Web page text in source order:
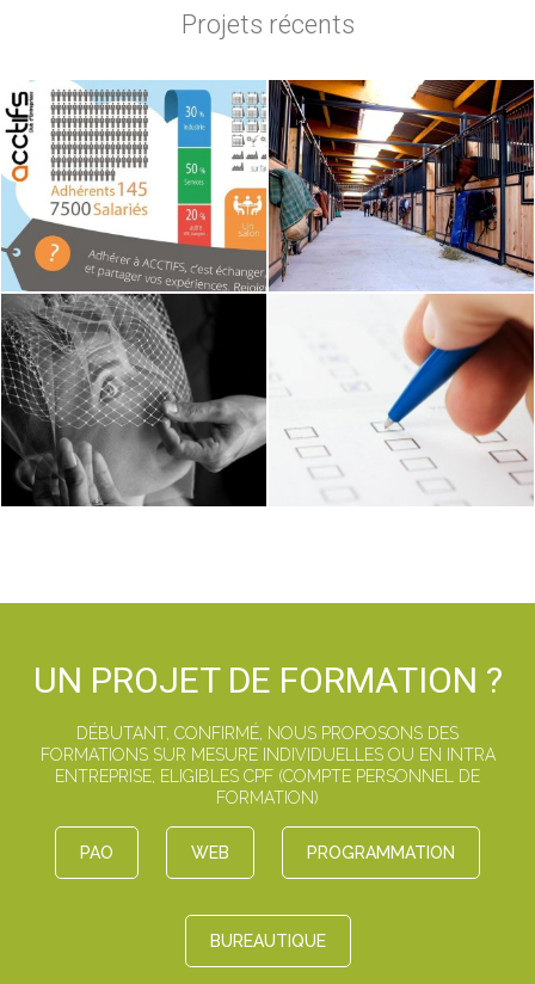
Projets récents
UN PROJET DE FORMATION ?
DÉBUTANT, CONFIRMÉ, NOUS PROPOSONS DES
FORMATIONS SUR MESURE INDIVIDUELLES OU EN INTRA
ENTREPRISE, ELIGIBLES CPF (COMPTE PERSONNEL DE
FORMATION)
PAO WEB PROGRAMMATION
BUREAUTIQUE